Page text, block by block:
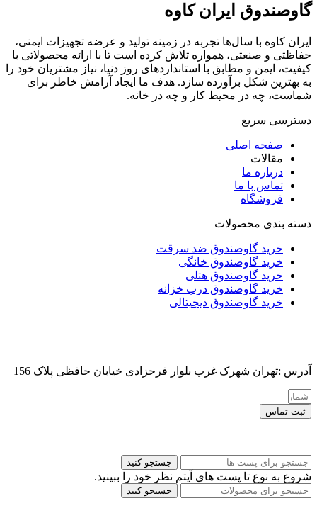
گاوصندوق ایران کاوه
ایران کاوه با سال‌ها تجربه در زمینه تولید و عرضه تجهیزات ایمنی،
حفاظتی و صنعتی، همواره تلاش کرده است تا با ارائه محصولاتی با
کیفیت، ایمن و مطابق با استانداردهای روز دنیا، نیاز مشتریان خود را
به بهترین شکل برآورده سازد. هدف ما ایجاد آرامش خاطر برای
شماست، چه در محیط کار و چه در خانه.
دسترسی سریع
صفحه اصلی
مقالات
درباره ما
تماس با ما
فروشگاه
دسته بندی محصولات
خرید گاوصندوق ضد سرقت
خرید گاوصندوق خانگی
خرید گاوصندوق هتلی
خرید گاوصندوق درب خزانه
خرید گاوصندوق دیجیتالی
آدرس :تهران شهرک غرب بلوار فرحزادی خیابان حافظی پلاک 156
ثبت تماس
جستجو کنید
شروع به نوع تا پست های آیتم نظر خود را ببینید.
جستجو کنید